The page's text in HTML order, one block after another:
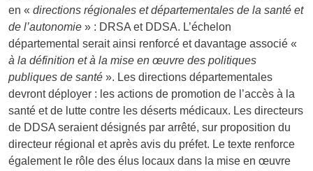
en « directions régionales et départementales de la santé et
de l’autonomie » : DRSA et DDSA. L’échelon
départemental serait ainsi renforcé et davantage associé «
à la définition et à la mise en œuvre des politiques
publiques de santé ». Les directions départementales
devront déployer : les actions de promotion de l’accès à la
santé et de lutte contre les déserts médicaux. Les directeurs
de DDSA seraient désignés par arrêté, sur proposition du
directeur régional et après avis du préfet. Le texte renforce
également le rôle des élus locaux dans la mise en œuvre